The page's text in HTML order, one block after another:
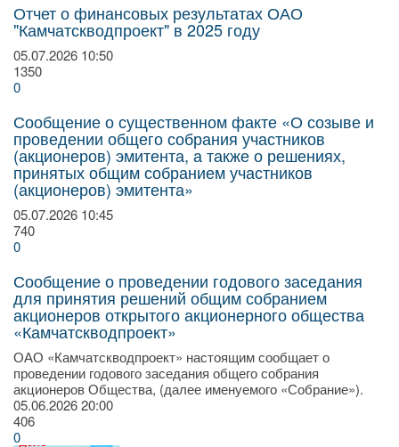
Отчет о финансовых результатах ОАО
"Камчатскводпроект" в 2025 году
05.07.2026 10:50
1350
0
Сообщение о существенном факте «О созыве и
проведении общего собрания участников
(акционеров) эмитента, а также о решениях,
принятых общим собранием участников
(акционеров) эмитента»
05.07.2026 10:45
740
0
Сообщение о проведении годового заседания
для принятия решений общим собранием
акционеров открытого акционерного общества
«Камчатскводпроект»
ОАО «Камчатскводпроект» настоящим сообщает о
проведении годового заседания общего собрания
акционеров Общества, (далее именуемого «Собрание»).
05.06.202620:00
406
0